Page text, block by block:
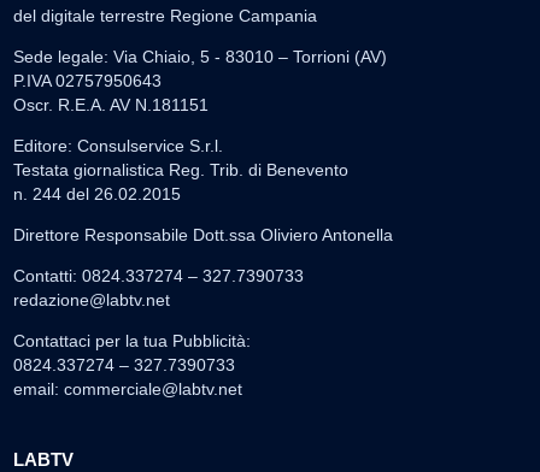
del digitale terrestre Regione Campania
Sede legale: Via Chiaio, 5 - 83010 – Torrioni (AV)
P.IVA 02757950643
Oscr. R.E.A. AV N.181151
Editore: Consulservice S.r.l.
Testata giornalistica Reg. Trib. di Benevento
n. 244 del 26.02.2015
Direttore Responsabile Dott.ssa Oliviero Antonella
Contatti: 0824.337274 – 327.7390733
redazione@labtv.net
Contattaci per la tua Pubblicità:
0824.337274 – 327.7390733
email: commerciale@labtv.net
LABTV